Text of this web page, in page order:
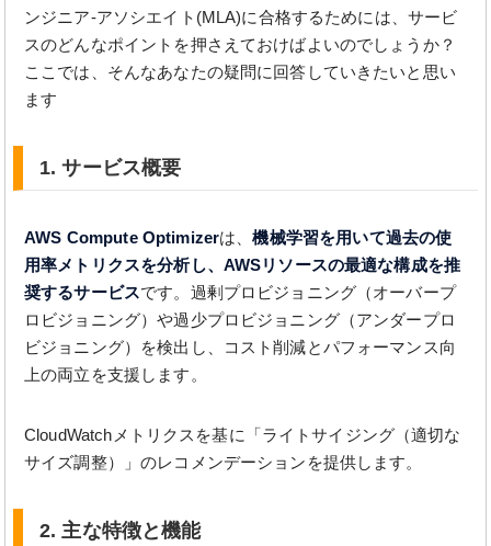
ンジニア-アソシエイト(MLA)に合格するためには、サービ
スのどんなポイントを押さえておけばよいのでしょうか？
ここでは、そんなあなたの疑問に回答していきたいと思い
ます
1. サービス概要
AWS Compute Optimizerは、機械学習を用いて過去の使
用率メトリクスを分析し、AWSリソースの最適な構成を推
奨するサービスです。過剰プロビジョニング（オーバープ
ロビジョニング）や過少プロビジョニング（アンダープロ
ビジョニング）を検出し、コスト削減とパフォーマンス向
上の両立を支援します。
CloudWatchメトリクスを基に「ライトサイジング（適切な
サイズ調整）」のレコメンデーションを提供します。
2. 主な特徴と機能